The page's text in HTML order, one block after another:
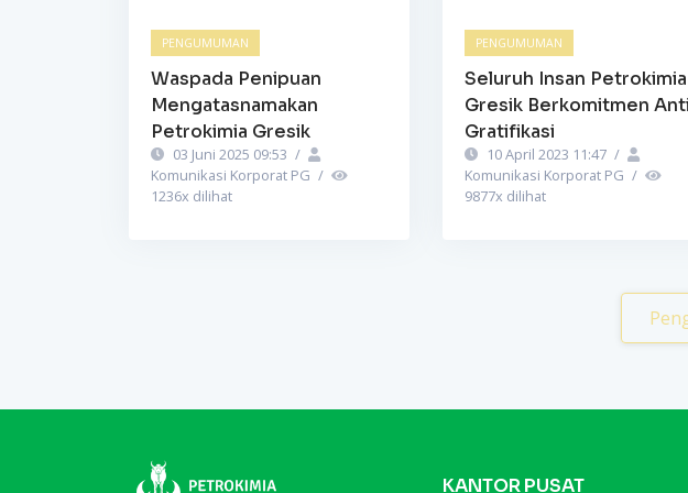
PENGUMUMAN
Waspada Penipuan
Mengatasnamakan
Petrokimia Gresik
03 Juni 2025 09:53 /
Komunikasi Korporat PG /
1236x dilihat
PENGUMUMAN
Seluruh Insan Petrokimia
Gresik Berkomitmen Anti
Gratifikasi
10 April 2023 11:47 /
Komunikasi Korporat PG /
9877x dilihat
KANTOR PUSAT